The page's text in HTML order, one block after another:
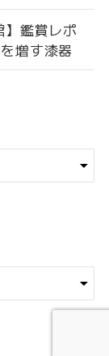
鑑賞レポ
増す漆器